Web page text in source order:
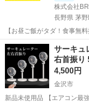
株式会社
長野県 茅野
【お昼ご飯がタダ！食事無
レーターや検査作業！未経
赴任旅費会社負担★嬉しい
通勤OK！無料駐車場完備！
長野 茅野市 茅野駅
サーキュ
右首振り
4,500円
金沢市
新品未使用品 【エアコン最強相棒！省エネ新潮流】 夏の熱中症対策と